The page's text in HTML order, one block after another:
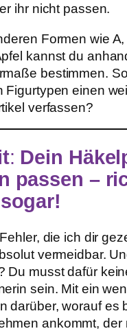
ihr nicht passen.
Formen wie
kannst du
bestimmen.
Figurtypen einen
verfassen?
: Dein
passen –
die ich dir
vermeidbar.
Du musst dafür
sein. Mit ein
darüber, worauf es
ankommt, der